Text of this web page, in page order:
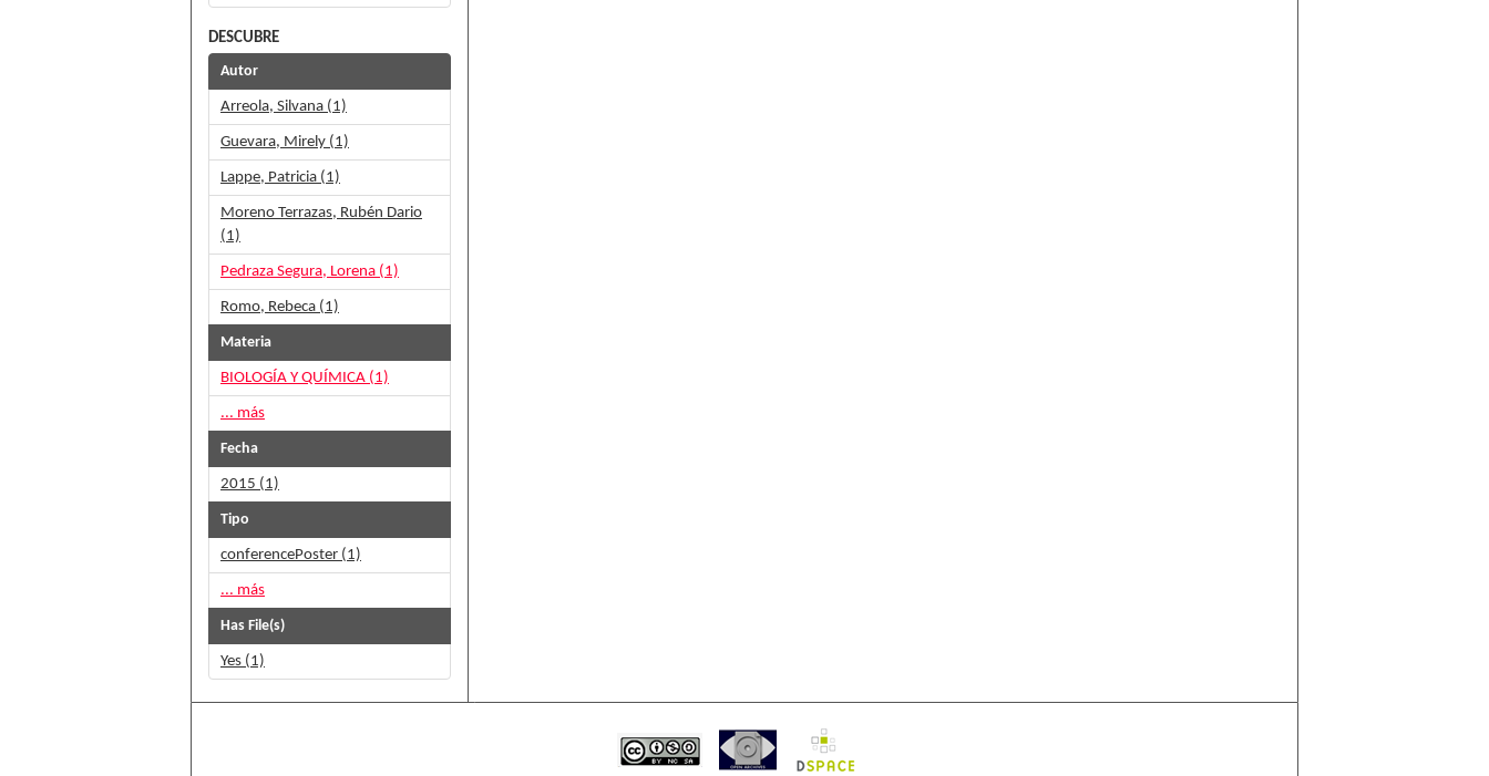
DESCUBRE
Autor
Arreola, Silvana (1)
Guevara, Mirely (1)
Lappe, Patricia (1)
Moreno Terrazas, Rubén Dario
(1)
Pedraza Segura, Lorena (1)
Romo, Rebeca (1)
Materia
BIOLOGÍA Y QUÍMICA (1)
... más
Fecha
2015 (1)
Tipo
conferencePoster (1)
... más
Has File(s)
Yes (1)